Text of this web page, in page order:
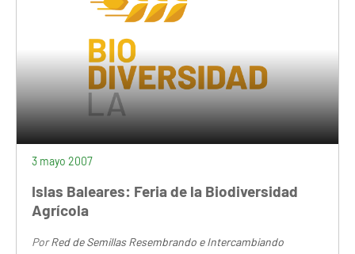
3 mayo 2007
Islas Baleares: Feria de la Biodiversidad
Agrícola
PorRed de Semillas Resembrando e Intercambiando